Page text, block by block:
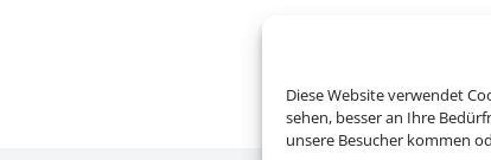
Diese Website verwendet
sehen, besser an Ihre
unsere Besucher kommen